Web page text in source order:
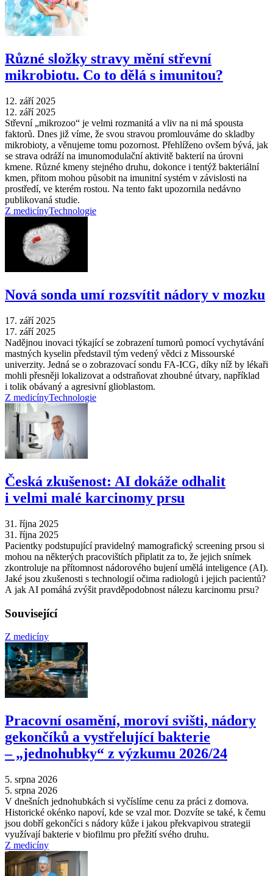
Různé složky stravy mění střevní
mikrobiotu. Co to dělá s imunitou?
12. září 2025
12. září 2025
Střevní „mikrozoo“ je velmi rozmanitá a vliv na ni má spousta
faktorů. Dnes již víme, že svou stravou promlouváme do skladby
mikrobioty, a věnujeme tomu pozornost. Přehlíženo ovšem bývá, jak
se strava odráží na imunomodulační aktivitě bakterií na úrovni
kmene. Různé kmeny stejného druhu, dokonce i tentýž bakteriální
kmen, přitom mohou působit na imunitní systém v závislosti na
prostředí, ve kterém rostou. Na tento fakt upozornila nedávno
publikovaná studie.
Z medicínyTechnologie
Nová sonda umí rozsvítit nádory v mozku
17. září 2025
17. září 2025
Nadějnou inovaci týkající se zobrazení tumorů pomocí vychytávání
mastných kyselin představil tým vedený vědci z Missourské
univerzity. Jedná se o zobrazovací sondu FA-ICG, díky níž by lékaři
mohli přesněji lokalizovat a odstraňovat zhoubné útvary, například
i tolik obávaný a agresivní glioblastom.
Z medicínyTechnologie
Česká zkušenost: AI dokáže odhalit
i velmi malé karcinomy prsu
31. října 2025
31. října 2025
Pacientky podstupující pravidelný mamografický screening prsou si
mohou na některých pracovištích připlatit za to, že jejich snímek
zkontroluje na přítomnost nádorového bujení umělá inteligence (AI).
Jaké jsou zkušenosti s technologií očima radiologů i jejich pacientů?
A jak AI pomáhá zvýšit pravděpodobnost nálezu karcinomu prsu?
Související
Z medicíny
Pracovní osamění, moroví svišti, nádory
gekončíků a vystřelující bakterie
–⁠ „jednohubky“ z výzkumu 2026/24
5. srpna 2026
5. srpna 2026
V dnešních jednohubkách si vyčíslíme cenu za práci z domova.
Historické okénko napoví, kde se vzal mor. Dozvíte se také, k čemu
jsou dobří gekončíci s nádory kůže i jakou překvapivou strategii
využívají bakterie v biofilmu pro přežití svého druhu.
Z medicíny